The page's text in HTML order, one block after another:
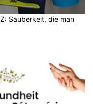
Sauberkeit, die man